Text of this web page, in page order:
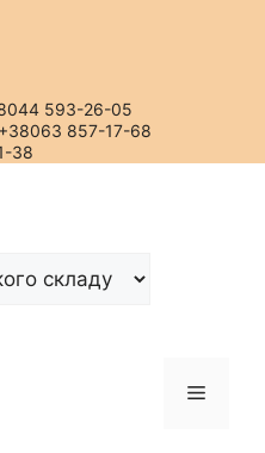
593-26-05
857-17-68
38
Меню